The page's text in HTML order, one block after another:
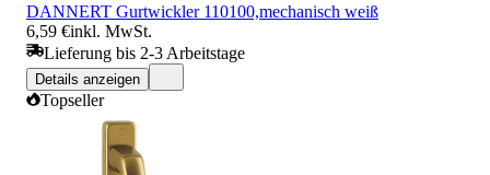
DANNERT Gurtwickler 110100,mechanisch weiß
6,59 €inkl. MwSt.
Lieferung bis 2-3 Arbeitstage
Details anzeigen
Topseller